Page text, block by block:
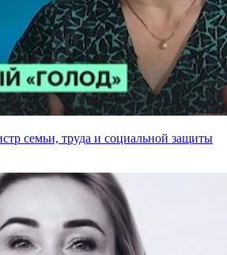
семьи, труда и социальной защиты